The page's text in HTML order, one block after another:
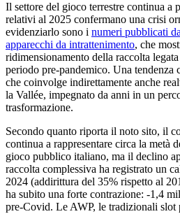
Il settore del gioco terrestre continua a
relativi al 2025 confermano una crisi
evidenziarlo sono i numeri pubblicati
apparecchi da intrattenimento, che
ridimensionamento della raccolta
periodo pre-pandemico. Una tendenza
che coinvolge indirettamente anche
la Vallée, impegnato da anni in un
trasformazione.
Secondo quanto riporta il noto sito, il
continua a rappresentare circa la metà
gioco pubblico italiano, ma il declino
raccolta complessiva ha registrato un
2024 (addirittura del 35% rispetto al
ha subito una forte contrazione: -1,4
pre-Covid. Le AWP, le tradizionali slot